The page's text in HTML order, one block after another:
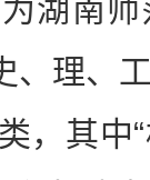
湖南
、理、
，其中